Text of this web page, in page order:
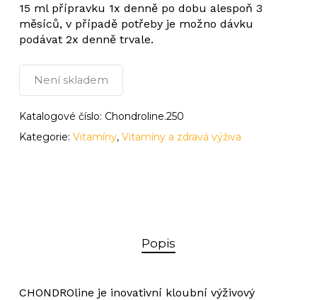
15 ml přípravku 1x denně po dobu alespoň 3
měsíců, v případě potřeby je možno dávku
podávat 2x denně trvale.
Není skladem
Katalogové číslo: Chondroline.250
Kategorie: Vitamíny, Vitamíny a zdravá výživa
Popis
CHONDROline je inovativní kloubní výživový